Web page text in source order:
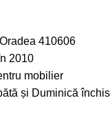
410606
2010
mobilier
și Duminică închis